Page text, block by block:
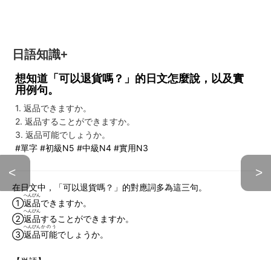
日語知識+
想知道「可以退貨嗎？」的日文怎麼說，以及實
用例句。
1. 返品できますか。
2. 返品することができますか。
3. 返品可能でしょうか。
#單字 #初級N5 #中級N4 #實用N3
< >
在日文中，「可以退貨嗎？」的對應詞多為這三句。
①返品
へんぴん
できますか。
②返品
へんぴん
することができますか。
③返品
へんぴん
可能
かのう
でしょうか。